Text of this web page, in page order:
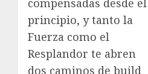
principio, y tanto la
Fuerza como el
Resplandor te abren
dos caminos de build